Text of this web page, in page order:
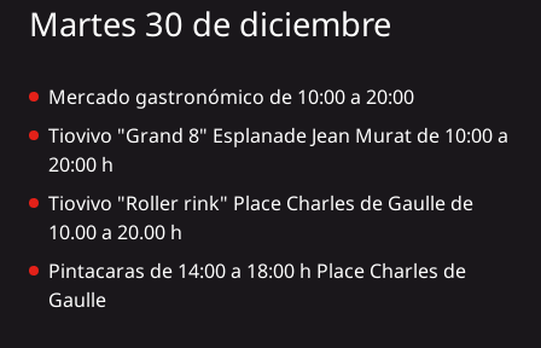
Martes 30 de diciembre
Mercado gastronómico de 10:00 a 20:00
Tiovivo "Grand 8" Esplanade Jean Murat de 10:00 a
20:00 h
Tiovivo "Roller rink" Place Charles de Gaulle de
10.00 a 20.00 h
Pintacaras de 14:00 a 18:00 h Place Charles de
Gaulle